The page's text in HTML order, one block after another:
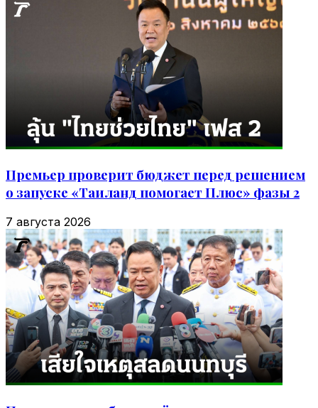
Премьер проверит бюджет перед решением
о запуске «Таиланд помогает Плюс» фазы 2
7 августа 2026